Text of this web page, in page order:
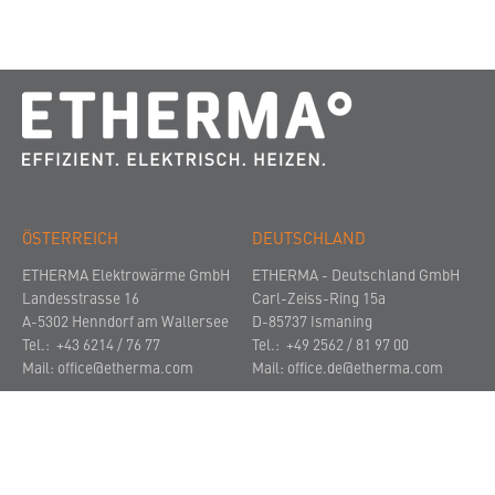
ÖSTERREICH
ETHERMA Elektrowärme GmbH
Landesstrasse 16
A-5302 Henndorf am Wallersee
Tel.: +43 6214 / 76 77
Mail: office@etherma.com
DEUTSCHLAND
ETHERMA - Deutschland GmbH
Carl-Zeiss-Ring 15a
D-85737 Ismaning
Tel.: +49 2562 / 81 97 00
Mail: office.de@etherma.com